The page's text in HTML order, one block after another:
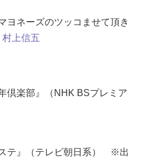
ネーズのツッコませて頂き
村上信五
楽部』（NHK BSプレミア
テ』（テレビ朝日系） ※出